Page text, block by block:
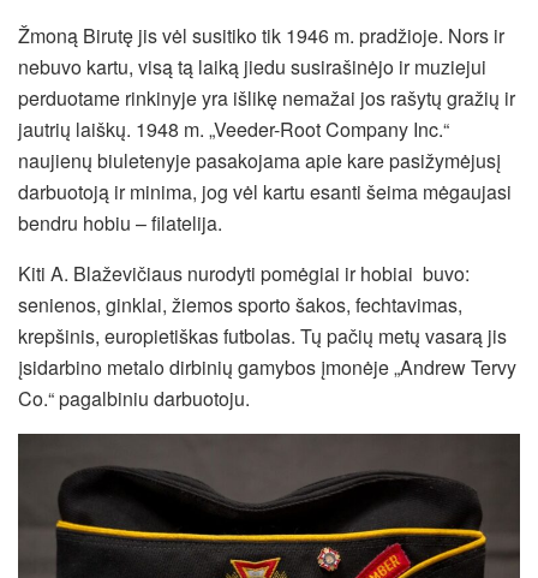
Žmoną Birutę jis vėl susitiko tik 1946 m. pradžioje. Nors ir
nebuvo kartu, visą tą laiką jiedu susirašinėjo ir muziejui
perduotame rinkinyje yra išlikę nemažai jos rašytų gražių ir
jautrių laiškų. 1948 m. „Veeder-Root Company Inc.“
naujienų biuletenyje pasakojama apie kare pasižymėjusį
darbuotoją ir minima, jog vėl kartu esanti šeima mėgaujasi
bendru hobiu – filatelija.
Kiti A. Blaževičiaus nurodyti pomėgiai ir hobiai buvo:
senienos, ginklai, žiemos sporto šakos, fechtavimas,
krepšinis, europietiškas futbolas. Tų pačių metų vasarą jis
įsidarbino metalo dirbinių gamybos įmonėje „Andrew Tervy
Co.“ pagalbiniu darbuotoju.